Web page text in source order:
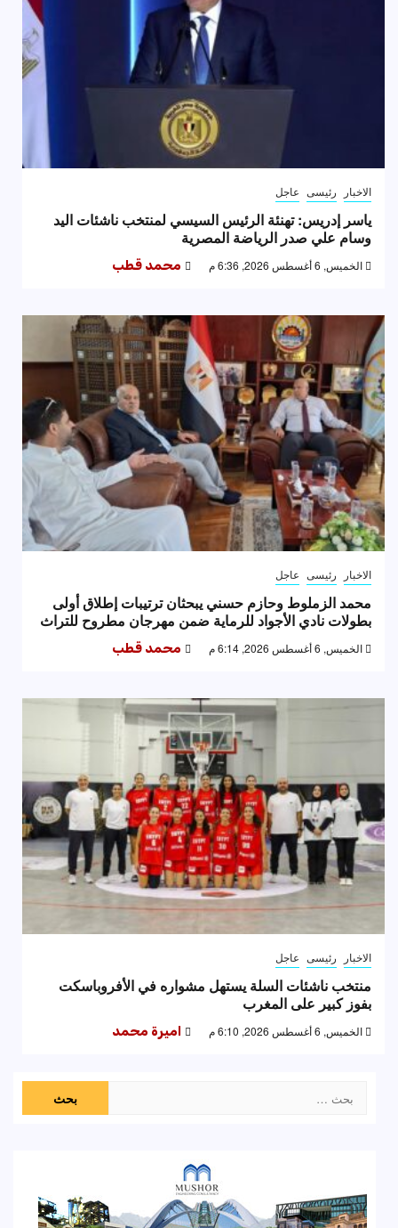
الاخبار رئيسى عاجل
ياسر إدريس: تهنئة الرئيس السيسي لمنتخب ناشئات اليد
وسام علي صدر الرياضة المصرية
الخميس, 6 أغسطس 2026, 6:36 م محمد قطب
الاخبار رئيسى عاجل
محمد الزملوط وحازم حسني يبحثان ترتيبات إطلاق أولى
بطولات نادي الأجواد للرماية ضمن مهرجان مطروح للتراث
الخميس, 6 أغسطس 2026, 6:14 م محمد قطب
الاخبار رئيسى عاجل
منتخب ناشئات السلة يستهل مشواره في الأفروباسكت
بفوز كبير على المغرب
الخميس, 6 أغسطس 2026, 6:10 م اميرة محمد
عن: